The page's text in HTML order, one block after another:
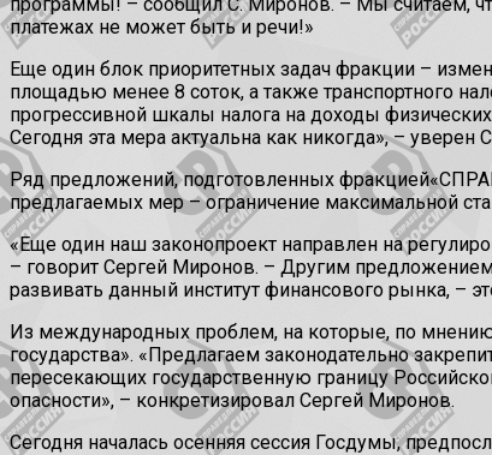
программы! – сообщил С. Миронов. – Мы считаем,
платежах не может быть и речи!»
Еще один блок приоритетных задач фракции –
площадью менее 8 соток, а также транспортного
прогрессивной шкалы налога на доходы
Сегодня эта мера актуальна как никогда», – уверен
Ряд предложений, подготовленных
предлагаемых мер – ограничение максимальной
«Еще один наш законопроект направлен на
– говорит Сергей Миронов. – Другим
развивать данный институт финансового рынка, –
Из международных проблем, на которые, по
государства». «Предлагаем законодательно
пересекающих государственную границу
опасности», – конкретизировал Сергей Миронов.
Сегодня началась осенняя сессия Госдумы,